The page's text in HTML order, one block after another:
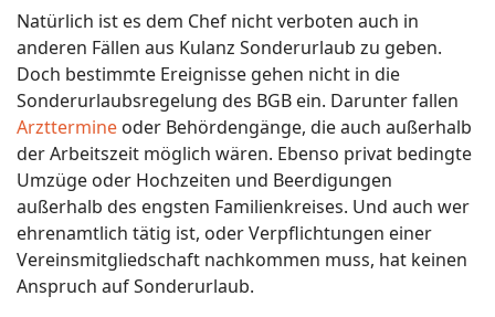
Natürlich ist es dem Chef nicht verboten auch in
anderen Fällen aus Kulanz Sonderurlaub zu geben.
Doch bestimmte Ereignisse gehen nicht in die
Sonderurlaubsregelung des BGB ein. Darunter fallen
Arzttermine oder Behördengänge, die auch außerhalb
der Arbeitszeit möglich wären. Ebenso privat bedingte
Umzüge oder Hochzeiten und Beerdigungen
außerhalb des engsten Familienkreises. Und auch wer
ehrenamtlich tätig ist, oder Verpflichtungen einer
Vereinsmitgliedschaft nachkommen muss, hat keinen
Anspruch auf Sonderurlaub.